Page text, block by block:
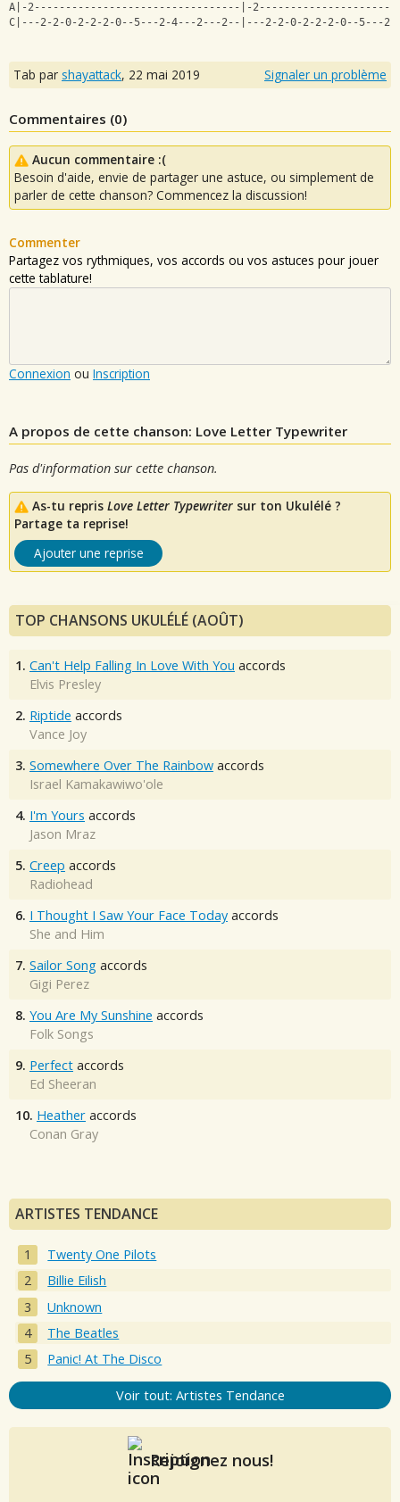
A|-2---------------------------------|-
C|---2-2-0-2-2-2-0--5---2-4---2---2--|---2-2-0-2-2-2-0--
Tab par shayattack, 22 mai 2019 Signaler un problème
Commentaires (0)
Aucun commentaire :(
Besoin d'aide, envie de partager une astuce, ou simplement de
parler de cette chanson? Commencez la discussion!
Commenter
Partagez vos rythmiques, vos accords ou vos astuces pour jouer
cette tablature!
Connexion ou Inscription
A propos de cette chanson: Love Letter Typewriter
Pas d'information sur cette chanson.
As-tu repris Love Letter Typewriter sur ton Ukulélé ?
Partage ta reprise!
Ajouter une reprise
TOP CHANSONS UKULÉLÉ (AOÛT)
1. Can't Help Falling In Love With You accords
Elvis Presley
2. Riptide accords
Vance Joy
3. Somewhere Over The Rainbow accords
Israel Kamakawiwo'ole
4. I'm Yours accords
Jason Mraz
5. Creep accords
Radiohead
6. I Thought I Saw Your Face Today accords
She and Him
7. Sailor Song accords
Gigi Perez
8. You Are My Sunshine accords
Folk Songs
9. Perfect accords
Ed Sheeran
10. Heather accords
Conan Gray
ARTISTES TENDANCE
Twenty One Pilots
Billie Eilish
Unknown
The Beatles
Panic! At The Disco
Voir tout: Artistes Tendance
Rejoignez nous!